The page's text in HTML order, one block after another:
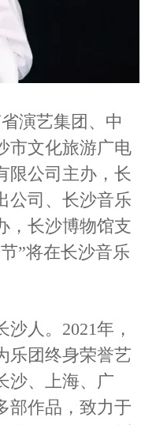
演艺集团、中
市文化旅游广电
限公司主办，长
公司、长沙音乐
，长沙博物馆支
”将在长沙音乐
人。2021年，
乐团终身荣誉艺
沙、上海、广
部作品，致力于